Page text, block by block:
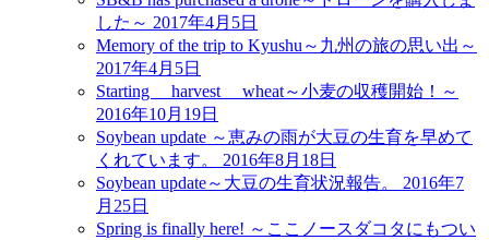
した～ 2017年4月5日
Memory of the trip to Kyushu～九州の旅の思い出～
2017年4月5日
Starting harvest wheat～小麦の収穫開始！～
2016年10月19日
Soybean update ～恵みの雨が大豆の生育を早めて
くれています。
2016年8月18日
Soybean update～大豆の生育状況報告。
2016年7
月25日
Spring is finally here! ～ここノースダコタにもつい